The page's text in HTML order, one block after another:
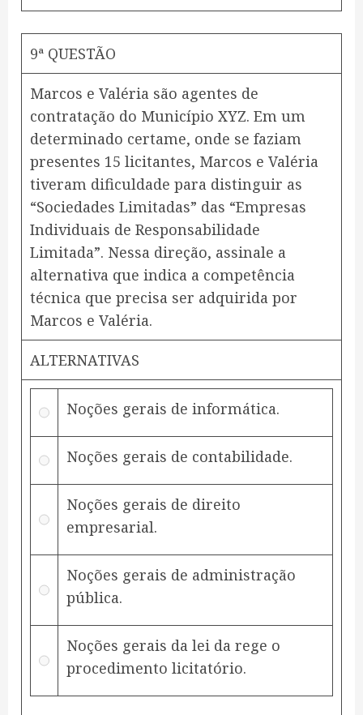
9ª QUESTÃO
Marcos e Valéria são agentes de
contratação do Município XYZ. Em um
determinado certame, onde se faziam
presentes 15 licitantes, Marcos e Valéria
tiveram dificuldade para distinguir as
“Sociedades Limitadas” das “Empresas
Individuais de Responsabilidade
Limitada”. Nessa direção, assinale a
alternativa que indica a competência
técnica que precisa ser adquirida por
Marcos e Valéria.
ALTERNATIVAS
Noções gerais de informática.
Noções gerais de contabilidade.
Noções gerais de direito
empresarial.
Noções gerais de administração
pública.
Noções gerais da lei da rege o
procedimento licitatório.